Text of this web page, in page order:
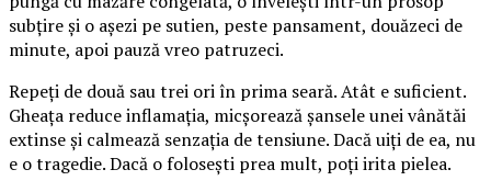
subțire și o așezi pe sutien, peste pansament, douăzeci de
minute, apoi pauză vreo patruzeci.
Repeți de două sau trei ori în prima seară. Atât e suficient.
Gheața reduce inflamația, micșorează șansele unei vânătăi
extinse și calmează senzația de tensiune. Dacă uiți de ea, nu
e o tragedie. Dacă o folosești prea mult, poți irita pielea.